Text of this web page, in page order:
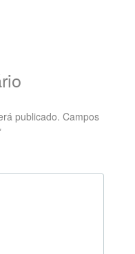
publicado. Campos